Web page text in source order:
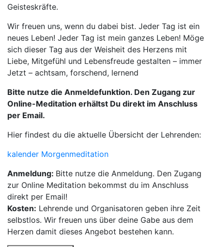
Geisteskräfte.
Wir freuen uns, wenn du dabei bist. Jeder Tag ist ein
neues Leben! Jeder Tag ist mein ganzes Leben! Möge
sich dieser Tag aus der Weisheit des Herzens mit
Liebe, Mitgefühl und Lebensfreude gestalten – immer
Jetzt – achtsam, forschend, lernend
Bitte nutze die Anmeldefunktion. Den Zugang zur
Online-Meditation erhältst Du direkt im Anschluss
per Email.
Hier findest du die aktuelle Übersicht der Lehrenden:
kalender Morgenmeditation
Anmeldung: Bitte nutze die Anmeldung. Den Zugang
zur Online Meditation bekommst du im Anschluss
direkt per Email!
Kosten: Lehrende und Organisatoren geben ihre Zeit
selbstlos. Wir freuen uns über deine Gabe aus dem
Herzen damit dieses Angebot bestehen kann.